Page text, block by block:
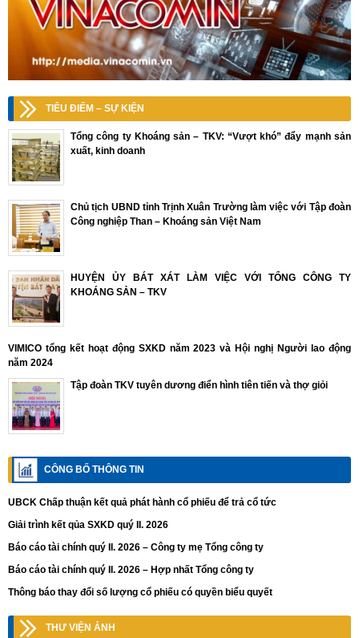
TIÊU ĐIỂM – SỰ KIỆN
Tổng công ty Khoáng sản – TKV: “Vượt khó” đẩy mạnh sản
xuất, kinh doanh
Chủ tịch UBND tỉnh Trịnh Xuân Trường làm việc với Tập đoàn
Công nghiệp Than – Khoáng sản Việt Nam
HUYỆN ỦY BÁT XÁT LÀM VIỆC VỚI TỔNG CÔNG TY
KHOÁNG SẢN – TKV
VIMICO tổng kết hoạt động SXKD năm 2023 và Hội nghị Người lao động
năm 2024
Tập đoàn TKV tuyên dương điển hình tiên tiến và thợ giỏi
CÔNG BỐ THÔNG TIN
UBCK Chấp thuận kết quả phát hành cổ phiếu để trả cổ tức
Giải trình kết qủa SXKD quý II. 2026
Báo cáo tài chính quý II. 2026 – Công ty mẹ Tổng công ty
Báo cáo tài chính quý II. 2026 – Hợp nhất Tổng công ty
Thông báo thay đổi số lượng cổ phiếu có quyền biểu quyết
THƯ VIỆN ẢNH